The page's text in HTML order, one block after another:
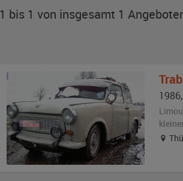
1 bis 1 von insgesamt 1
1986,